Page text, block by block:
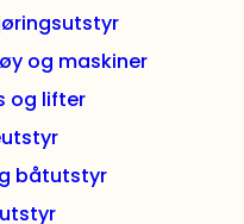
og maskiner
og lifter
båtutstyr